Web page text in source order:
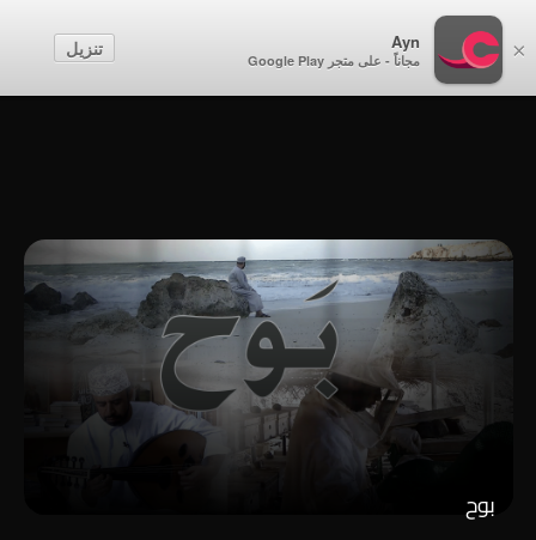
×
Ayn
مجاناً - على متجر Google Play
تنزيل
إنشاء حساب
بوح